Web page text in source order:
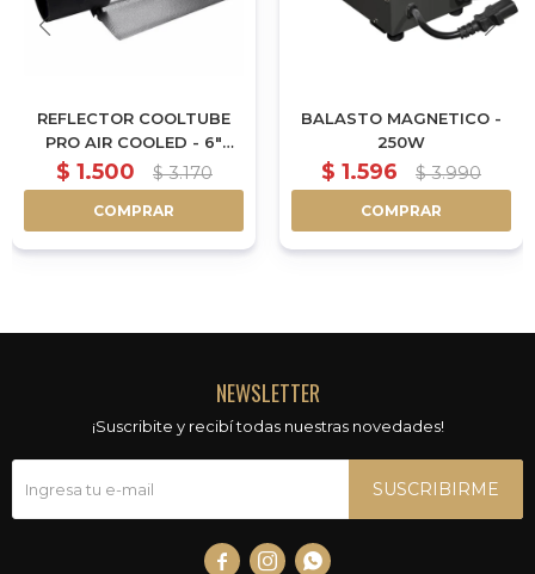
REFLECTOR COOLTUBE
PRO AIR COOLED - 6"
|152MM - 62CM
$ 1.500 $ 3.170
COMPRAR
BALASTO MAGNETICO -
250W
$ 1.596 $ 3.990
COMPRAR
NEWSLETTER
¡Suscribite y recibí todas nuestras novedades!
SUSCRIBIRME
  